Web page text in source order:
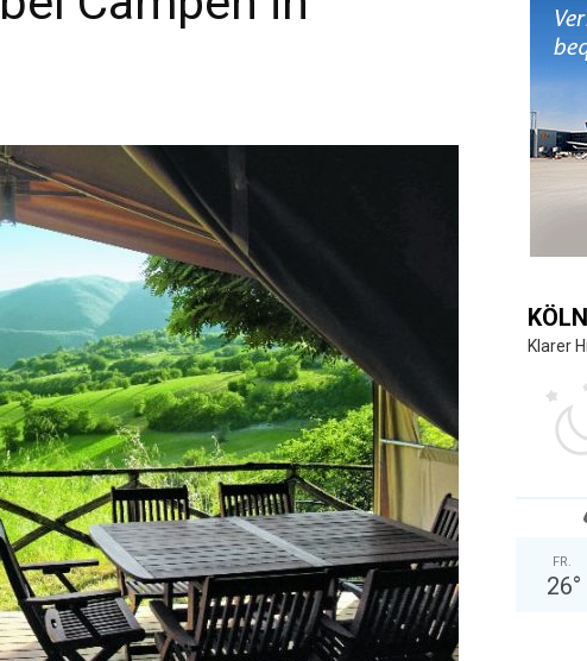
und
Reiseempfehlungen.
KÖLN
Klarer
FR.
26°